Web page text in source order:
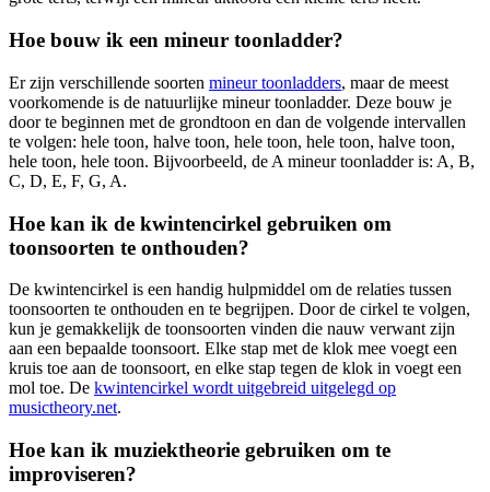
Hoe bouw ik een mineur toonladder?
Er zijn verschillende soorten mineur toonladders, maar de meest
voorkomende is de natuurlijke mineur toonladder. Deze bouw je
door te beginnen met de grondtoon en dan de volgende intervallen
te volgen: hele toon, halve toon, hele toon, hele toon, halve toon,
hele toon, hele toon. Bijvoorbeeld, de A mineur toonladder is: A, B,
C, D, E, F, G, A.
Hoe kan ik de kwintencirkel gebruiken om
toonsoorten te onthouden?
De kwintencirkel is een handig hulpmiddel om de relaties tussen
toonsoorten te onthouden en te begrijpen. Door de cirkel te volgen,
kun je gemakkelijk de toonsoorten vinden die nauw verwant zijn
aan een bepaalde toonsoort. Elke stap met de klok mee voegt een
kruis toe aan de toonsoort, en elke stap tegen de klok in voegt een
mol toe. De kwintencirkel wordt uitgebreid uitgelegd op
musictheory.net.
Hoe kan ik muziektheorie gebruiken om te
improviseren?